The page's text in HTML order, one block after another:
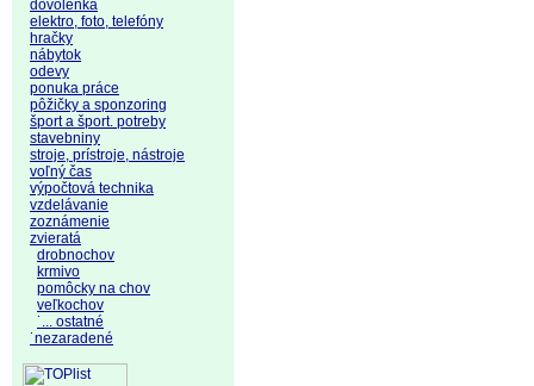
dovolenka
elektro, foto, telefóny
hračky
nábytok
odevy
ponuka práce
pôžičky a sponzoring
šport a šport. potreby
stavebniny
stroje, prístroje, nástroje
voľný čas
výpočtová technika
vzdelávanie
zoznámenie
zvieratá
drobnochov
krmivo
pomôcky na chov
veľkochov
˙... ostatné
˙nezaradené